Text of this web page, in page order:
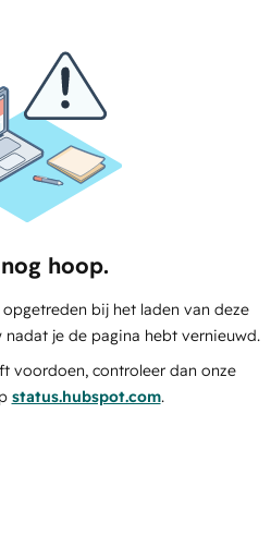
hoop.
bij het laden van deze
je de pagina hebt vernieuwd.
voordoen, controleer dan onze
status.hubspot.com.